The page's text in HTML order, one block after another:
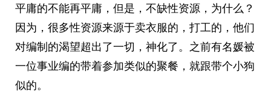
平庸的不能再平庸，但是，不缺性资源，为什么？
因为，很多性资源来源于卖衣服的，打工的，他们
对编制的渴望超出了一切，神化了。之前有名媛被
一位事业编的带着参加类似的聚餐，就跟带个小狗
似的。